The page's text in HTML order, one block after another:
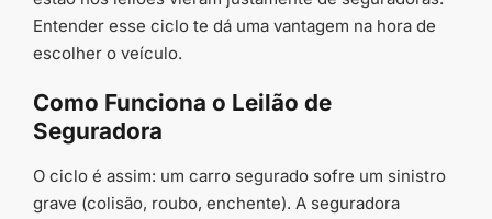
Entender esse ciclo te dá uma vantagem na hora de
escolher o veículo.
Como Funciona o Leilão de
Seguradora
O ciclo é assim: um carro segurado sofre um sinistro
grave (colisão, roubo, enchente). A seguradora